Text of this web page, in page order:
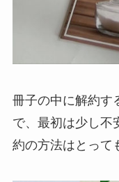
冊子の中に解約す
で、最初は少し不
約の方法はとって